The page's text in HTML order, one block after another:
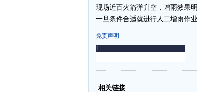
现场近百火箭弹升空，增雨效果
一旦条件合适就进行人工增雨作
免责声明
-
相关链接